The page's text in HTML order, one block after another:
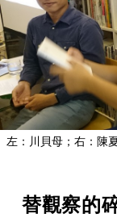
左：川貝母；右：陳
替觀察的